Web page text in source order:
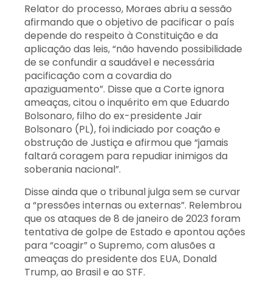
Relator do processo, Moraes abriu a sessão
afirmando que o objetivo de pacificar o país
depende do respeito à Constituição e da
aplicação das leis, “não havendo possibilidade
de se confundir a saudável e necessária
pacificação com a covardia do
apaziguamento”. Disse que a Corte ignora
ameaças, citou o inquérito em que Eduardo
Bolsonaro, filho do ex-presidente Jair
Bolsonaro (PL), foi indiciado por coação e
obstrução de Justiça e afirmou que “jamais
faltará coragem para repudiar inimigos da
soberania nacional”.
Disse ainda que o tribunal julga sem se curvar
a “pressões internas ou externas”. Relembrou
que os ataques de 8 de janeiro de 2023 foram
tentativa de golpe de Estado e apontou ações
para “coagir” o Supremo, com alusões a
ameaças do presidente dos EUA, Donald
Trump, ao Brasil e ao STF.